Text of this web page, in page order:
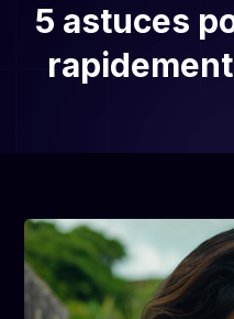
5 astuces